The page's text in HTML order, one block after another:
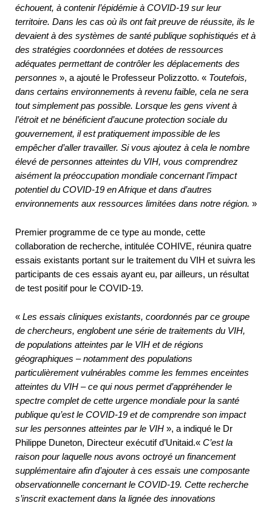
échouent, à contenir l’épidémie à COVID-19 sur leur
territoire. Dans les cas où ils ont fait preuve de réussite, ils le
devaient à des systèmes de santé publique sophistiqués et à
des stratégies coordonnées et dotées de ressources
adéquates permettant de contrôler les déplacements des
personnes », a ajouté le Professeur Polizzotto. « Toutefois,
dans certains environnements à revenu faible, cela ne sera
tout simplement pas possible. Lorsque les gens vivent à
l’étroit et ne bénéficient d’aucune protection sociale du
gouvernement, il est pratiquement impossible de les
empêcher d’aller travailler. Si vous ajoutez à cela le nombre
élevé de personnes atteintes du VIH, vous comprendrez
aisément la préoccupation mondiale concernant l’impact
potentiel du COVID-19 en Afrique et dans d’autres
environnements aux ressources limitées dans notre région. »
Premier programme de ce type au monde, cette
collaboration de recherche, intitulée COHIVE, réunira quatre
essais existants portant sur le traitement du VIH et suivra les
participants de ces essais ayant eu, par ailleurs, un résultat
de test positif pour le COVID-19.
« Les essais cliniques existants, coordonnés par ce groupe
de chercheurs, englobent une série de traitements du VIH,
de populations atteintes par le VIH et de régions
géographiques – notamment des populations
particulièrement vulnérables comme les femmes enceintes
atteintes du VIH – ce qui nous permet d’appréhender le
spectre complet de cette urgence mondiale pour la santé
publique qu’est le COVID-19 et de comprendre son impact
sur les personnes atteintes par le VIH », a indiqué le Dr
Philippe Duneton, Directeur exécutif d’Unitaid.« C’est la
raison pour laquelle nous avons octroyé un financement
supplémentaire afin d’ajouter à ces essais une composante
observationnelle concernant le COVID-19. Cette recherche
s’inscrit exactement dans la lignée des innovations